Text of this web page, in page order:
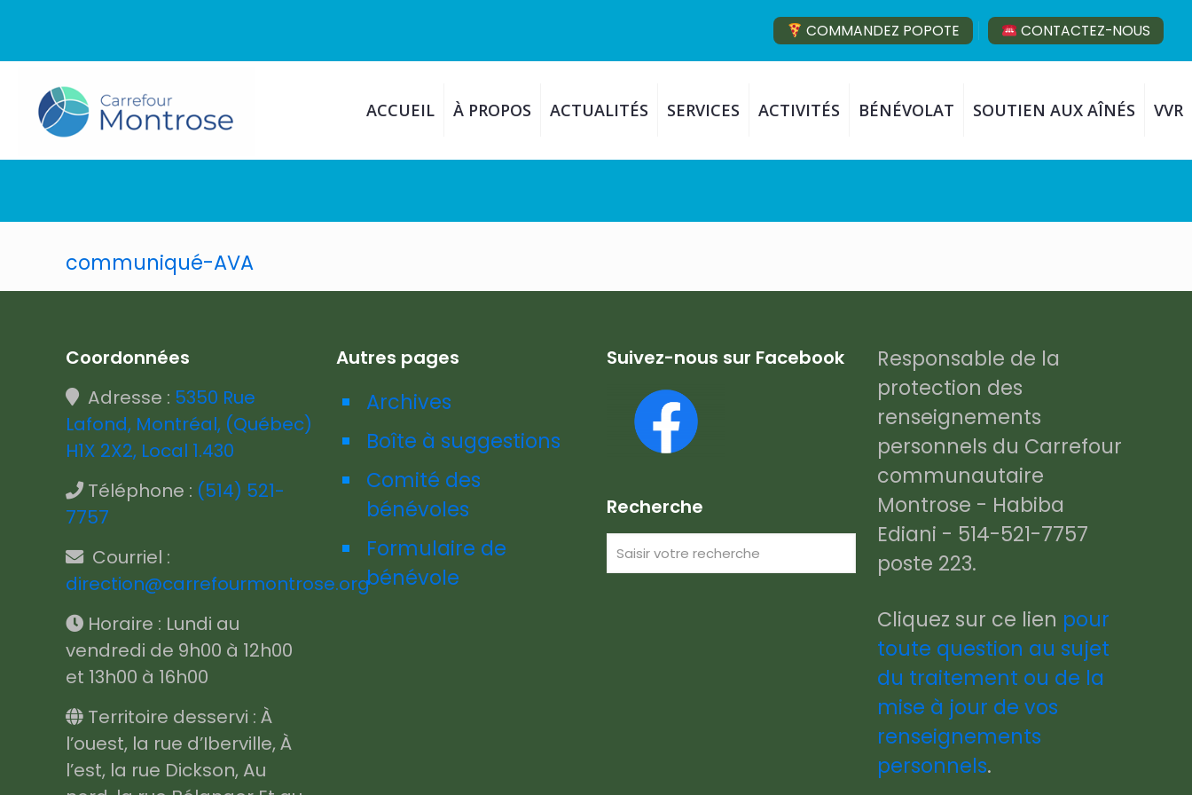
COMMANDEZ POPOTE CONTACTEZ-NOUS
ACCUEIL À PROPOS ACTUALITÉS SERVICES ACTIVITÉS BÉNÉVOLAT SOUTIEN AUX AÎNÉS VVR
communiqué-AVA
Coordonnées
Adresse : 5350 Rue
Lafond, Montréal, (Québec)
H1X 2X2, Local 1.430
Téléphone : (514) 521-
7757
Courriel :
direction@carrefourmontrose.org
Horaire : Lundi au
vendredi de 9h00 à 12h00
et 13h00 à 16h00
Territoire desservi : À
l’ouest, la rue d’Iberville, À
l’est, la rue Dickson, Au
Autres pages
Archives
Boîte à suggestions
Comité des
bénévoles
Formulaire de
bénévole
Suivez-nous sur Facebook
Recherche
Responsable de la
protection des
renseignements
personnels du Carrefour
communautaire
Montrose - Habiba
Ediani - 514-521-7757
poste 223.
Cliquez sur ce lien pour
toute question au sujet
du traitement ou de la
mise à jour de vos
renseignements
personnels.